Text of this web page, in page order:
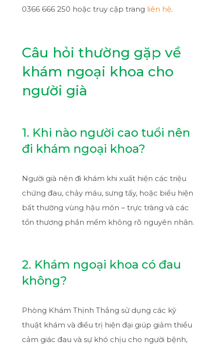
0366 666 250 hoặc truy cập trang liên hệ.
Câu hỏi thường gặp về
khám ngoại khoa cho
người già
1. Khi nào người cao tuổi nên
đi khám ngoại khoa?
Người già nên đi khám khi xuất hiện các triệu
chứng đau, chảy máu, sưng tấy, hoặc biểu hiện
bất thường vùng hậu môn – trực tràng và các
tổn thương phần mềm không rõ nguyên nhân.
2. Khám ngoại khoa có đau
không?
Phòng Khám Thịnh Thắng sử dụng các kỹ
thuật khám và điều trị hiện đại giúp giảm thiểu
cảm giác đau và sự khó chịu cho người bệnh,